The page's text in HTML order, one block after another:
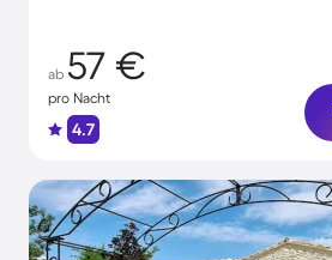
ab 57 €
pro Nacht
4.7